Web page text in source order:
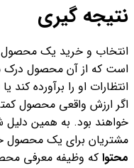
نتیجه گیری
انتخاب و خرید یک
است که از آن محصول درک
انتظارات او را برآورده
اگر ارزش واقعی محصول
خواهند بود. به همین
مشتریان برای یک محصول
محتوا که وظیفه معرفی